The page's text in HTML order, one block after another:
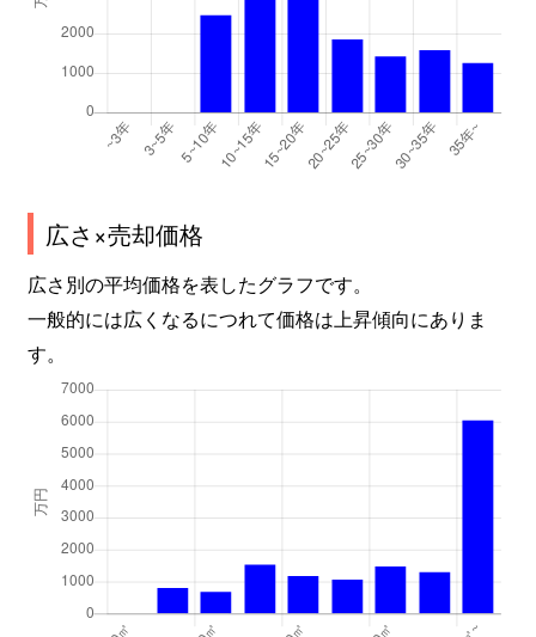
広さ×売却価格
広さ別の平均価格を表したグラフです。
一般的には広くなるにつれて価格は上昇傾向にありま
す。